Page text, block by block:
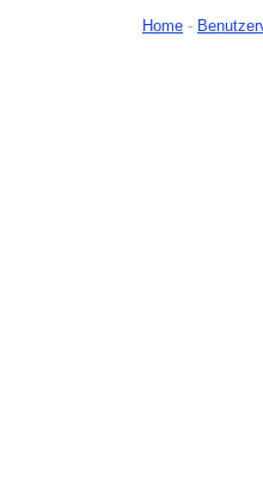
Home -